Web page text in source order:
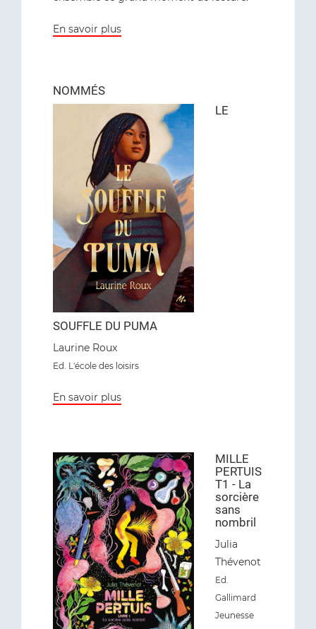
En savoir plus
NOMMÉS
LE
SOUFFLE DU PUMA
Laurine Roux
Ed. L'école des loisirs
En savoir plus
MILLE
PERTUIS
T1 - La
sorcière
sans
nombril
Julia
Thévenot
Ed.
Gallimard
Jeunesse